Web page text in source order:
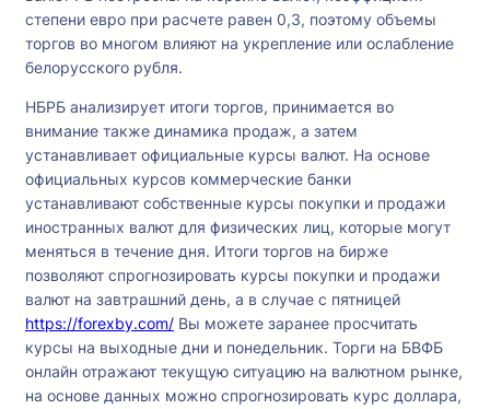
степени евро при расчете равен 0,3, поэтому объемы
торгов во многом влияют на укрепление или ослабление
белорусского рубля.
НБРБ анализирует итоги торгов, принимается во
внимание также динамика продаж, а затем
устанавливает официальные курсы валют. На основе
официальных курсов коммерческие банки
устанавливают собственные курсы покупки и продажи
иностранных валют для физических лиц, которые могут
меняться в течение дня. Итоги торгов на бирже
позволяют спрогнозировать курсы покупки и продажи
валют на завтрашний день, а в случае с пятницей
https://forexby.com/ Вы можете заранее просчитать
курсы на выходные дни и понедельник. Торги на БВФБ
онлайн отражают текущую ситуацию на валютном рынке,
на основе данных можно спрогнозировать курс доллара,